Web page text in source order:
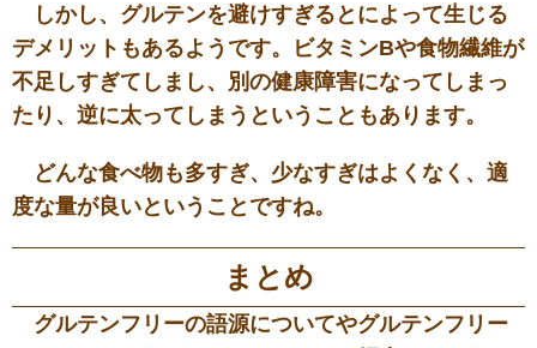
しかし、グルテンを避けすぎるとによって生じる
デメリットもあるようです。ビタミンBや食物繊維が
不足しすぎてしまし、別の健康障害になってしまっ
たり、逆に太ってしまうということもあります。
どんな食べ物も多すぎ、少なすぎはよくなく、適
度な量が良いということですね。
まとめ
グルテンフリーの語源についてやグルテンフリー